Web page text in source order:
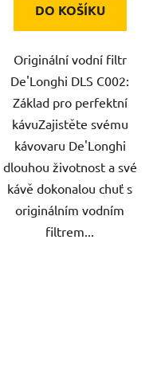
DO KOŠÍKU
Originální vodní filtr
De'Longhi DLS C002:
Základ pro perfektní
kávuZajistěte svému
kávovaru De'Longhi
dlouhou životnost a své
kávě dokonalou chuť s
originálním vodním
filtrem...